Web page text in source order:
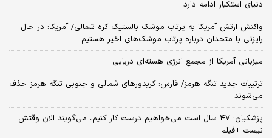
دنیای استکبار ادامه دارد
واکنش ارتش آمریکا به پرتاب موشک بالستیک کره شمالی/ آمریکا: در حال
رایزنی با متحدان درباره پرتاب موشک‌های اخیر هستیم
میزبانی آمریکا از مجمع انرژی هسته‌ای دریایی
ترتیبات جدید تنگه هرمز/ فارس: کریدورهای شمالی و جنوبی تنگه هرمز حذف
می‌شوند
پزشکیان: ۴۷ سال است می‌خواهیم درست کار کنیم، می‌گویند الان وقتش
نیست +فیلم